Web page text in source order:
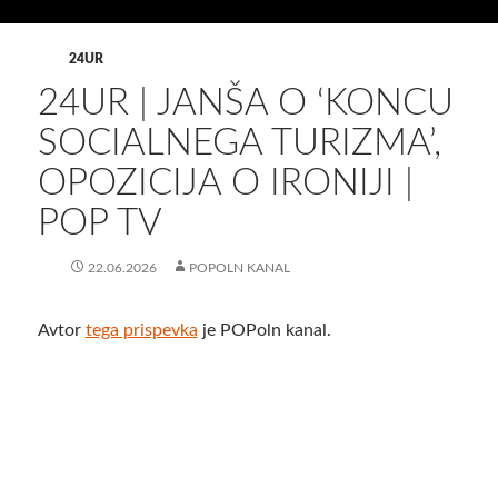
24UR
24UR | JANŠA O ‘KONCU
SOCIALNEGA TURIZMA’,
OPOZICIJA O IRONIJI |
POP TV
22.06.2026 POPOLN KANAL
Avtor tega prispevka je POPoln kanal.